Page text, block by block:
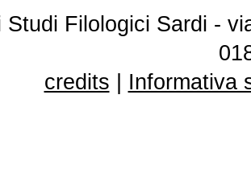
Studi Filologici Sardi -
credits
Informativa